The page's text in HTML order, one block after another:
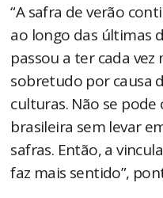
“A safra de verão
ao longo das últimas
passou a ter cada
sobretudo por causa
culturas. Não se
brasileira sem levar
safras. Então, a
faz mais sentido”,